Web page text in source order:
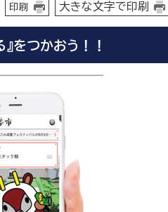
印刷 大きな文字で印刷
をつかおう！！